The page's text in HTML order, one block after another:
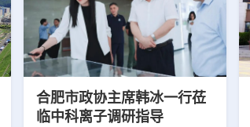
评估由国际原子能机构、世界卫生组
织/泛美卫生组织和国际癌症研究机
构共同开展，应巴哈马卫生与健康部
请求进行，重点评估该国癌症防控能
力和实际需求。6月9日至11日，专
合肥市政协主席韩冰一行莅
临中科离子调研指导